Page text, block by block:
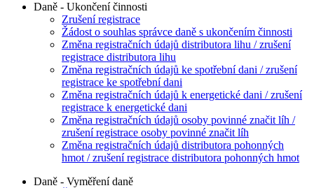
Daně - Ukončení činnosti
Zrušení registrace
Žádost o souhlas správce daně s ukončením činnosti
Změna registračních údajů distributora lihu / zrušení
registrace distributora lihu
Změna registračních údajů ke spotřební dani / zrušení
registrace ke spotřební dani
Změna registračních údajů k energetické dani / zrušení
registrace k energetické dani
Změna registračních údajů osoby povinné značit líh /
zrušení registrace osoby povinné značit líh
Změna registračních údajů distributora pohonných
hmot / zrušení registrace distributora pohonných hmot
Daně - Vyměření daně